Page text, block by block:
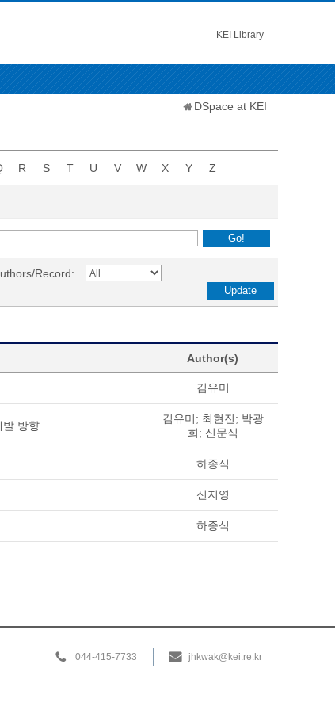
KEI Library
DSpace at KEI
R S T U V W X Y Z
Record:
Author(s)
김유미
발 방향
김유미; 최현진; 박광
희; 신문식
하종식
신지영
하종식
044-415-7733 jhkwak@kei.re.kr